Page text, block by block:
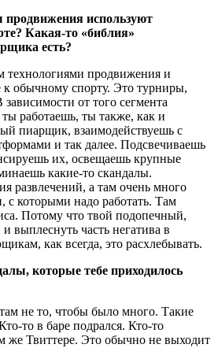
используют
Какая-то «библия»
есть?
продвижения и
обычному спорту. Это турниры,
от того сегмента
работаешь, ты также, как и
пиарщик, взаимодействуешь с
и так далее. Подсвечиваешь
их, освещаешь крупные
какие-то скандалы.
развлечений, а там очень много
с которыми надо работать. Там
Потому что твой подопечный,
выплеснуть часть негатива в
как всегда, это расхлебывать.
которые тебе приходилось
не то, чтобы было много. Такие
то в баре подрался. Кто-то
же Твиттере. Это обычно не выходит